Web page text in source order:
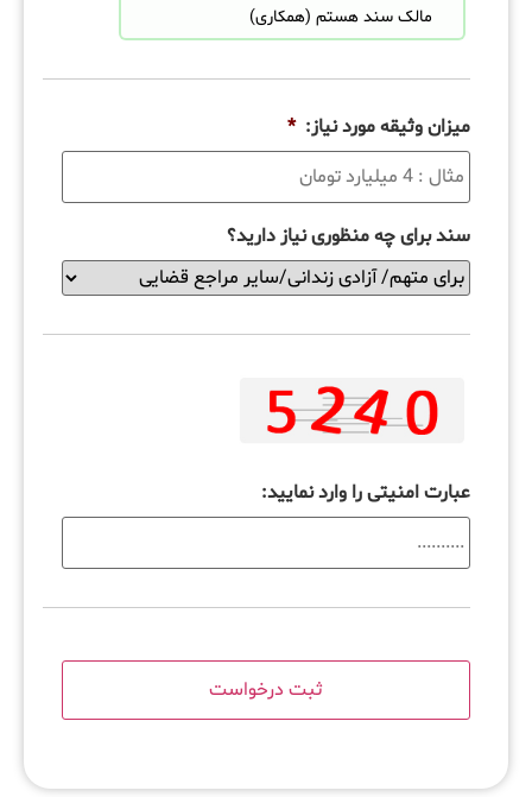
مالک سند هستم (همکاری)
میزان وثیقه مورد نیاز: *
سند برای چه منظوری نیاز دارید؟
عبارت امنیتی را وارد نمایید: